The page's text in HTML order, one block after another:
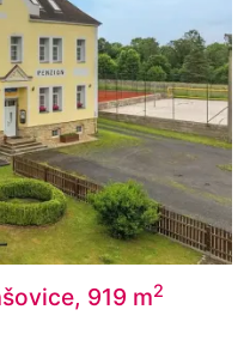
919 m2